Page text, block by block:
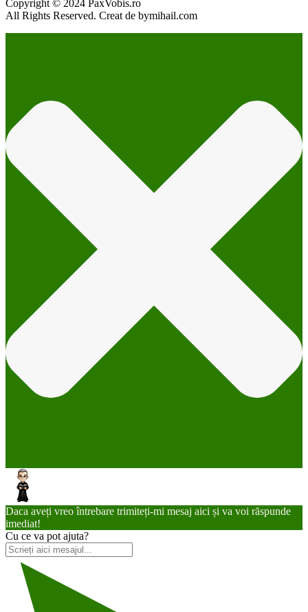
Copyright © 2024 PaxVobis.ro
All Rights Reserved. Creat de bymihail.com
Daca aveți vreo întrebare trimiteți-mi mesaj aici și va voi răspunde
imediat!
Cu ce va pot ajuta?